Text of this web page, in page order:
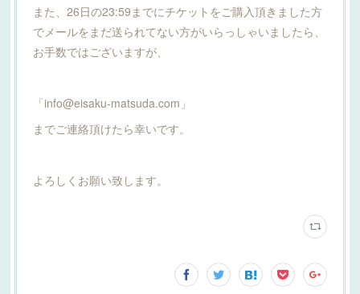
また、26日の23:59までにチケットをご購入頂きました方
でメールをまだ送られてない方がいらっしゃいましたら、
お手数ではございますが、
「info@eisaku-matsuda.com」
までご連絡頂けたら幸いです。
よろしくお願い致します。